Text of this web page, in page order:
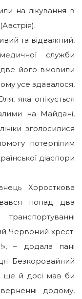
на лікування в
та відважний,
служби
його вмовили
усе здавалося,
яка опікується
на Майдані,
зголосилися
потерпілим
діаспори
Хоросткова
понад два
Червоний хрест.
– додала пані
Безкоровайний
ще й досі мав би
додому,